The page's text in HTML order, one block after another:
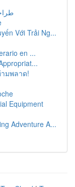
Với Trải Ng...
en ...
มพลาด!
Equipment
Adventure A...